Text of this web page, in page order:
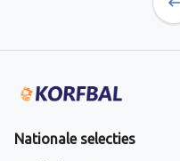
Nationale selecties